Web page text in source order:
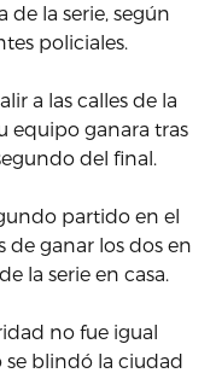
la serie, según
policiales.
a las calles de la
equipo ganara tras
del final.
partido en el
de ganar los dos en
la serie en casa.
no fue igual
se blindó la ciudad